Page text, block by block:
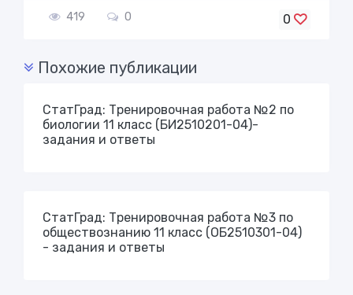
419 0 0
Похожие публикации
СтатГрад: Тренировочная работа №2 по
биологии 11 класс (БИ2510201-04)-
задания и ответы
СтатГрад: Тренировочная работа №3 по
обществознанию 11 класс (ОБ2510301-04)
- задания и ответы